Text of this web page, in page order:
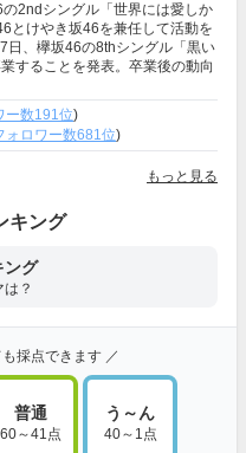
2ndシングル「世界には愛しか
とけやき坂46を兼任して活動を
日、欅坂46の8thシングル「黒い
することを発表。卒業後の動向
ー数191位)
ォロワー数681位)
もっと見る
キング
ング
？
採点できます ／
普通
60～41点
う～ん
40～1点